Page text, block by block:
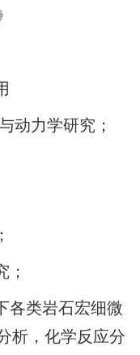
动力学研究；
；
各类岩石宏细微
析，化学反应分